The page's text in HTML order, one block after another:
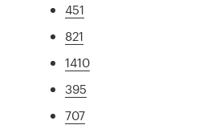
451
821
1410
395
707